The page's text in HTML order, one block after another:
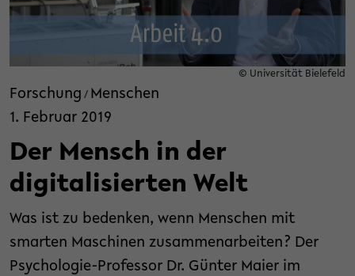
© Universität Bielefeld
Forschung / Menschen
1. Februar 2019
Der Mensch in der
digitalisierten Welt
Was ist zu bedenken, wenn Menschen mit
smarten Maschinen zusammenarbeiten? Der
Psychologie-Professor Dr. Günter Maier im